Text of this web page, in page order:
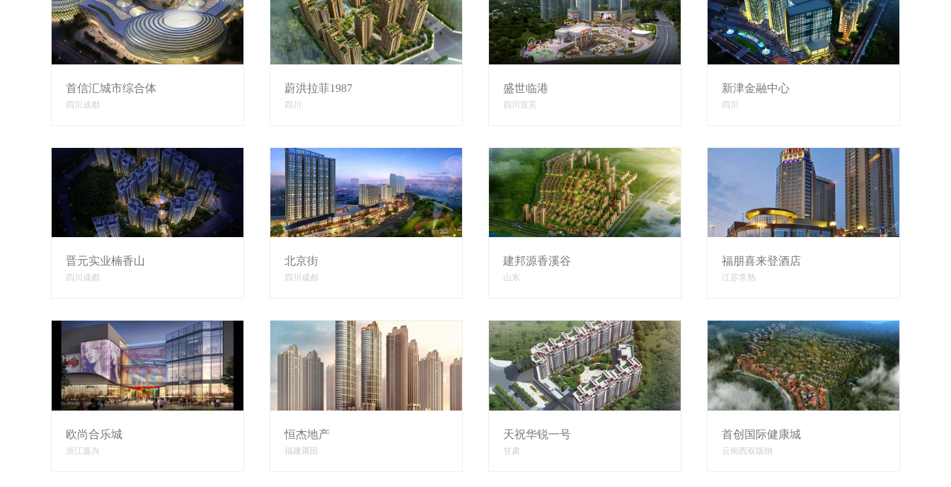
首信汇城市综合体
四川成都
蔚洪拉菲1987
四川
盛世临港
四川宜宾
新津金融中心
四川
晋元实业楠香山
四川成都
北京街
四川成都
建邦源香溪谷
山东
福朋喜来登酒店
江苏常熟
欧尚合乐城
浙江嘉兴
恒杰地产
福建莆田
天祝华锐一号
甘肃
首创国际健康城
云南西双版纳